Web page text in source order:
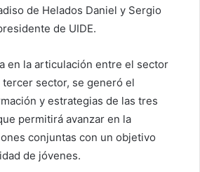
de Helados Daniel y Sergio
de UIDE.
en la articulación entre el sector
sector, se generó el
y estrategias de las tres
permitirá avanzar en la
conjuntas con un objetivo
de jóvenes.